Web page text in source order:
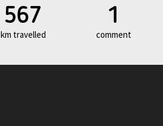
567
km travelled
1
comment